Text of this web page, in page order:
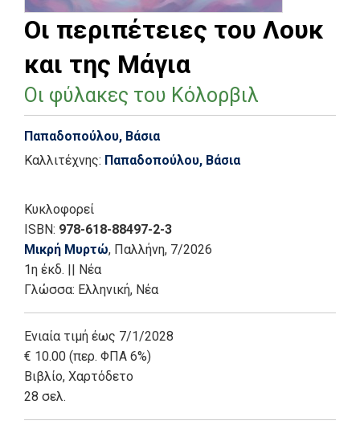
Oι περιπέτειες του Λουκ
και της Μάγια
Οι φύλακες του Κόλορβιλ
Παπαδοπούλου, Βάσια
Καλλιτέχνης: Παπαδοπούλου, Βάσια
Κυκλοφορεί
ISBN: 978-618-88497-2-3
Μικρή Μυρτώ, Παλλήνη, 7/2026
1η έκδ. || Νέα
Γλώσσα: Ελληνική, Νέα
Ενιαία τιμή έως 7/1/2028
€ 10.00 (περ. ΦΠΑ 6%)
Βιβλίο, Χαρτόδετο
28 σελ.